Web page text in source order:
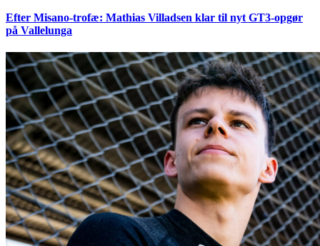
Efter Misano-trofæ: Mathias Villadsen klar til nyt GT3-opgør
på Vallelunga